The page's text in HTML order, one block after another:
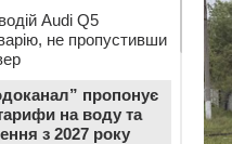
Audi Q5
не пропустивши
пропонує
на воду та
з 2027 року